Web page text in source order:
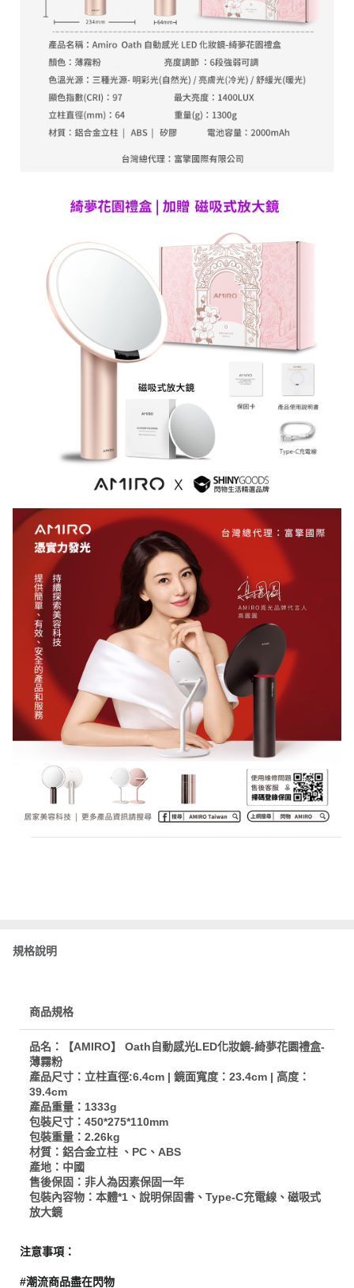
規格說明
商品規格
品名：【AMIRO】 Oath自動感光LED化妝鏡-綺夢花園禮盒-
薄霧粉
產品尺寸：立柱直徑:6.4cm | 鏡面寬度：23.4cm | 高度：
39.4cm
產品重量：1333g
包裝尺寸：450*275*110mm
包裝重量：2.26kg
材質：鋁合金立柱 、PC、ABS
產地：中國
售後保固：非人為因素保固一年
包裝內容物：本體*1、說明保固書、Type-C充電線、磁吸式
放大鏡
注意事項：
#潮流商品盡在閃物